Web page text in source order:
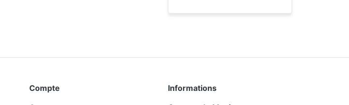
Compte
Informations